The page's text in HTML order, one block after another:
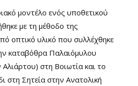
μοντέλο ενός υποθετικού
με τη μέθοδο της
οπτικό υλικό που συλλέχθηκε
καταβόθρα Παλαιόμυλου
στη Βοιωτία και το
στη Σητεία στην Ανατολική